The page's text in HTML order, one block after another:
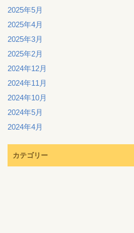
2025年5月
2025年4月
2025年3月
2025年2月
2024年12月
2024年11月
2024年10月
2024年5月
2024年4月
カテゴリー